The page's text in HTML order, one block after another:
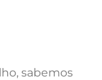
sabemos